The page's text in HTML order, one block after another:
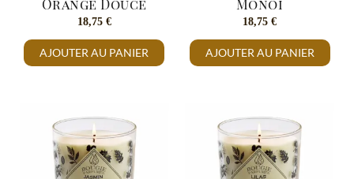
Orange Douce
18,75 €
AJOUTER AU PANIER
Monoï
18,75€
AJOUTER AU PANIER